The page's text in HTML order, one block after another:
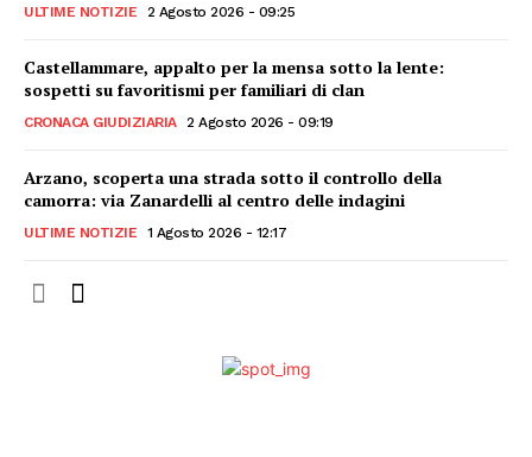
ULTIME NOTIZIE 2 Agosto 2026 - 09:25
Castellammare, appalto per la mensa sotto la lente:
sospetti su favoritismi per familiari di clan
CRONACA GIUDIZIARIA 2 Agosto 2026 - 09:19
Arzano, scoperta una strada sotto il controllo della
camorra: via Zanardelli al centro delle indagini
ULTIME NOTIZIE 1 Agosto 2026 - 12:17